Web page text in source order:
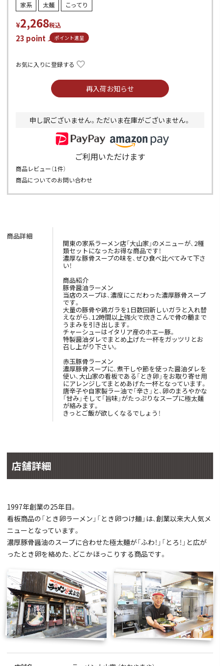
家系 太麺 こってり
¥2,268税込
23 point ポイント進呈
お気に入りに登録する
再入荷お知らせ
申し訳ございません。ただいま在庫がございません。
ご利用いただけます
商品レビュー（1件）
商品についてのお問い合わせ
商品詳細
関東の家系ラーメン店「大山家」のメニューが、2種
類セットになったお得な商品です！
濃厚な豚骨スープの味を、ぜひ食べ比べてみて下さ
い！
商品紹介
豚骨醤油ラーメン
当店のスープは、濃度にこだわった濃厚豚骨スープ
です。
大量の豚骨や鶏ガラを1日数回新しいガラと入れ替
えながら、12時間以上強火で炊きこんで骨の髄まで
うまみを引き出します。
チャーシューはイタリア産のホエー豚。
特製醤油ダレでまとめ上げた一杯をガッツリとお
召し上がり下さい。
赤玉豚骨ラーメン
濃厚豚骨スープに、煮干しや節を使った醤油ダレを
使い、大山家の看板である「とき卵」をお取り寄せ用
にアレンジしてまとめあげた一杯となっています。
唐辛子や自家製ラー油で「辛さ」と、卵のまろやかな
「甘み」そして「旨味」がたっぷりなスープに極太麺
が絡みます。
きっとご飯が欲しくなるでしょう！
店舗詳細
1997年創業の25年目。
看板商品の「とき卵ラーメン」「とき卵つけ麺」は、創業以来大人気メ
ニューとなっています。
濃厚豚骨醤油のスープに合わせた極太麺が「ふわ！」「とろ！」と広が
ったとき卵を絡めた、どこかほっこりする商品です。